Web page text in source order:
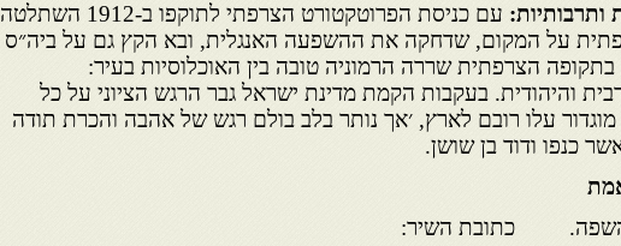
ותרבותיות:
עם כניסת הפרוטקטורט הצרפתי לתוקפו ב-1912 השתלטה
על המקום, שדחקה את ההשפעה האנגלית, ובא הקץ גם על ביה״ס
בתקופה הצרפתית שררה הרמוניה טובה בין האוכלוסיות בעיר:
והיהודית. בעקבות הקמת מדינת ישראל גבר הרגש הציוני על כל
מוגדור עלו רובם לארץ, ׳אך נותר בלב בולם רגש של אהבה והכרת תודה
כנפו ודוד בן שושן.
השפה. כתובת השיר: